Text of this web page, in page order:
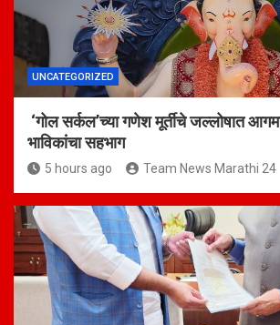
UNCATEGORIZED
‘गोल सर्कल’च्या गणेश मूर्तीचे जल्लोषात
भाविकांचा सहभाग
5 hours ago Team News Marathi 24